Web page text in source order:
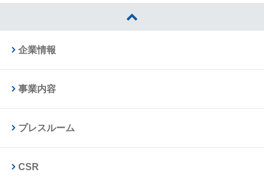
企業情報
事業内容
プレスルーム
CSR